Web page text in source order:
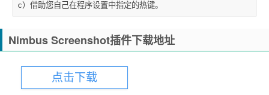
c）借助您自己在程序设置中指定的热键。
Nimbus Screenshot插件下载地址
点击下载